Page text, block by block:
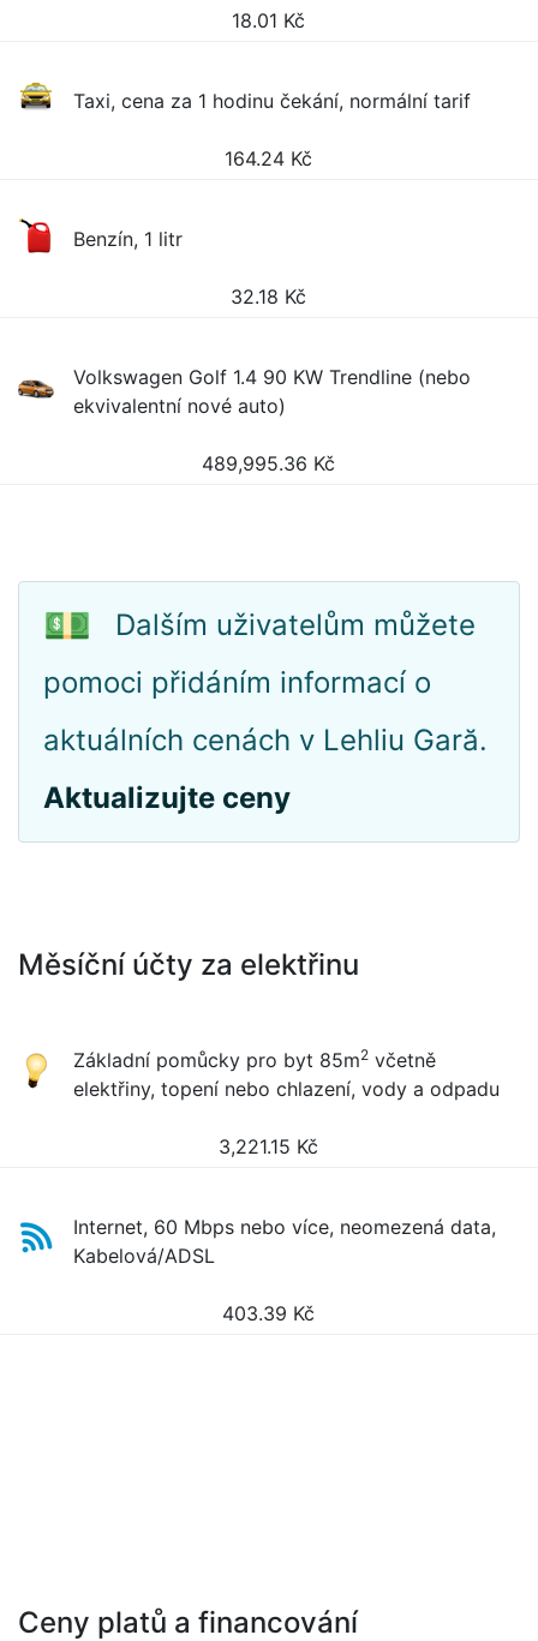
18.01 Kč
Taxi, cena za 1 hodinu čekání, normální tarif
164.24 Kč
Benzín, 1 litr
32.18 Kč
Volkswagen Golf 1.4 90 KW Trendline (nebo
ekvivalentní nové auto)
489,995.36 Kč
💵
Dalším uživatelům můžete
pomoci přidáním informací o
aktuálních cenách v Lehliu Gară.
Aktualizujte ceny
Měsíční účty za elektřinu
Základní pomůcky pro byt 85m2 včetně
elektřiny, topení nebo chlazení, vody a odpadu
3,221.15 Kč
Internet, 60 Mbps nebo více, neomezená data,
Kabelová/ADSL
403.39 Kč
Ceny platů a financování